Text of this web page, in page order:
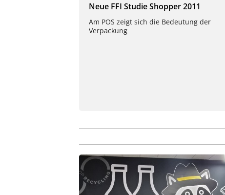
Neue FFI Studie Shopper 2011
Am POS zeigt sich die Bedeutung der
Verpackung